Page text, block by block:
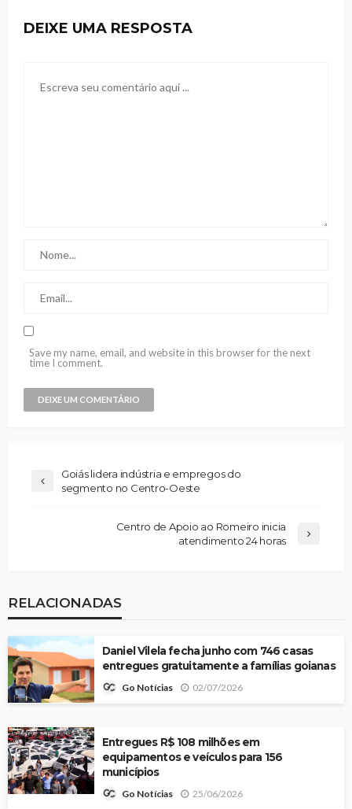
DEIXE UMA RESPOSTA
Save my name, email, and website in this browser for the next
time I comment.
Goiás lidera indústria e empregos do
segmento no Centro-Oeste
Centro de Apoio ao Romeiro inicia
atendimento 24 horas
RELACIONADAS
Daniel Vilela fecha junho com 746 casas
entregues gratuitamente a famílias goianas
Go Notícias 02/07/2026
Entregues R$ 108 milhões em
equipamentos e veículos para 156
municípios
Go Notícias 25/06/2026